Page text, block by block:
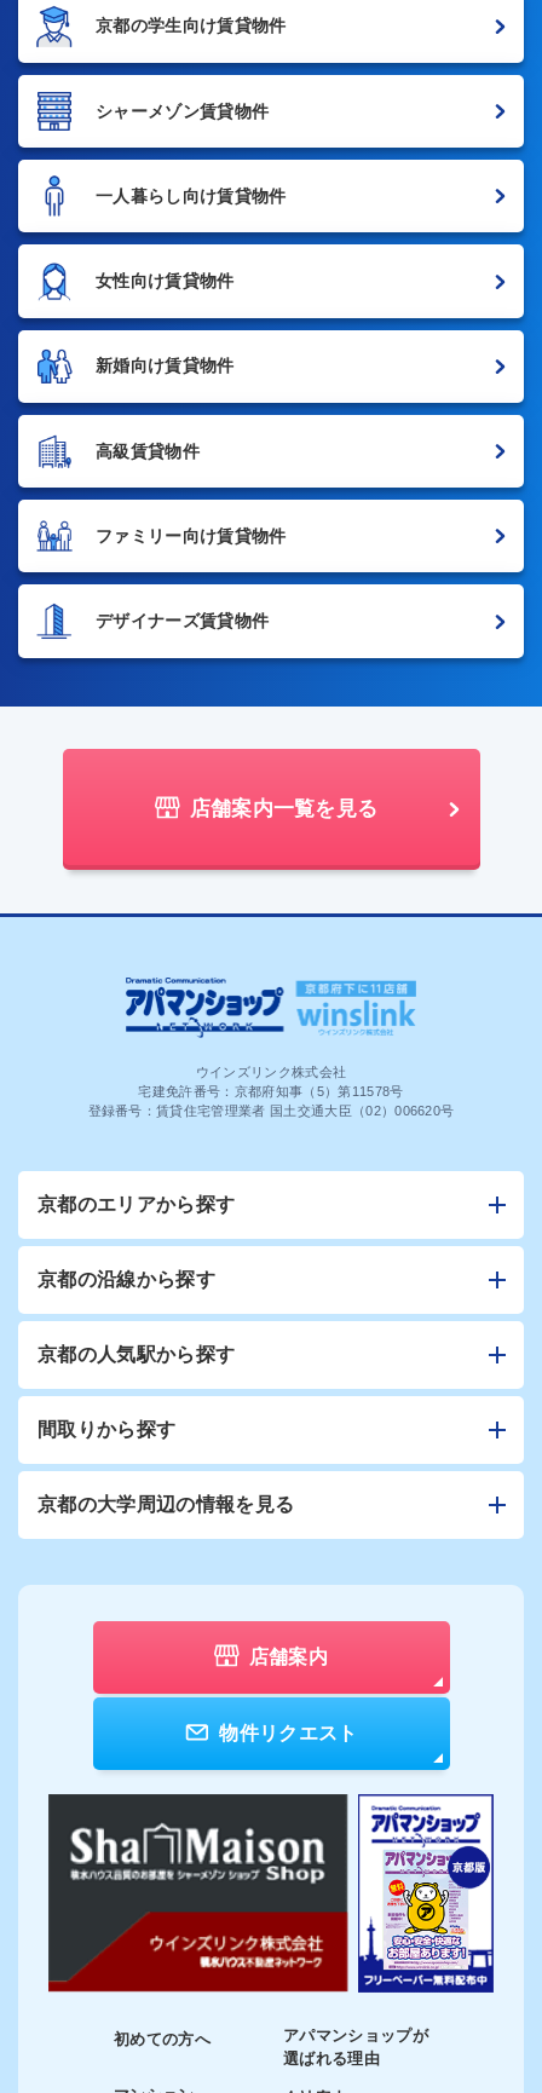
京都の学生向け賃貸物件
シャーメゾン賃貸物件
一人暮らし向け賃貸物件
女性向け賃貸物件
新婚向け賃貸物件
高級賃貸物件
ファミリー向け賃貸物件
デザイナーズ賃貸物件
店舗案内一覧を見る
ウインズリンク株式会社
宅建免許番号：京都府知事（5）第11578号
登録番号：賃貸住宅管理業者 国土交通大臣（02）006620号
京都のエリアから探す
京都の沿線から探す
京都の人気駅から探す
間取りから探す
京都の大学周辺の情報を見る
店舗案内
物件リクエスト
初めての方へ
アパマンショップが
選ばれる理由